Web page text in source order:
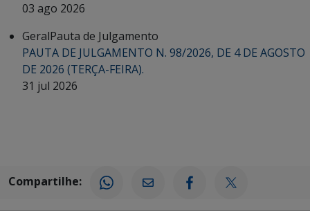
03 ago 2026
GeralPauta de Julgamento
PAUTA DE JULGAMENTO N. 98/2026, DE 4 DE AGOSTO
DE 2026 (TERÇA-FEIRA).
31 jul 2026
Compartilhe: